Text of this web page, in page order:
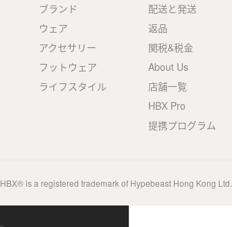
ブランド
ウェア
アクセサリー
フットウェア
ライフスタイル
配送と発送
返品
関税&税金
About Us
店舗一覧
HBX Pro
提携プログラム
HBX® is a registered trademark of Hypebeast Hong Kong Ltd.